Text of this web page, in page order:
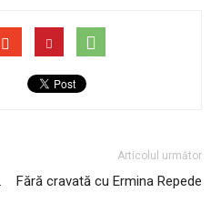
Articolul următor
Fără cravată cu Ermina Repede